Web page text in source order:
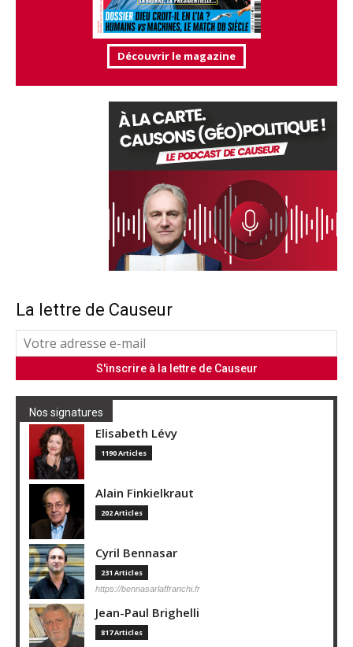
Découvrir le magazine
La lettre de Causeur
Nos signatures
Elisabeth Lévy
1190 Articles
Alain Finkielkraut
202 Articles
Cyril Bennasar
231 Articles
https://bennasarlaffranchi.fr
Jean-Paul Brighelli
817 Articles